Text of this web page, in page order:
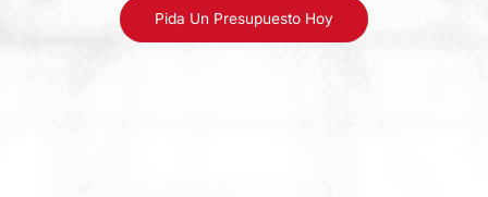
Pida Un Presupuesto Hoy